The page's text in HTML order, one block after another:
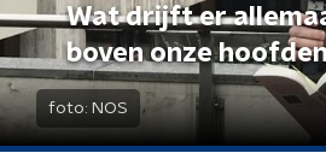
Wat drijft er
boven onze
foto: NOS